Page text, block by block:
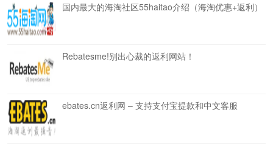
国内最大的海淘社区55haitao介绍（海淘优惠+返利）
Rebatesme!别出心裁的返利网站！
ebates.cn返利网 – 支持支付宝提款和中文客服